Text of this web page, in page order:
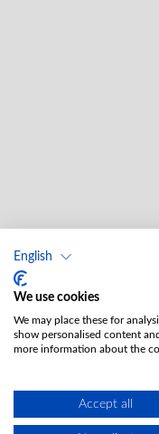
English
We use cookies
We may place these for
show personalised content
more information about the
Accept all